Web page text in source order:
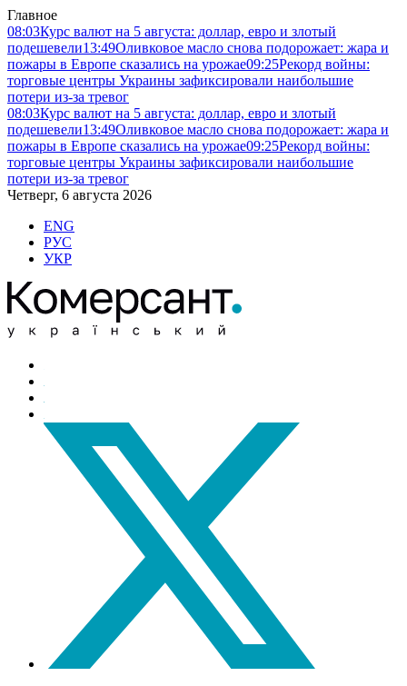
Главное
08:03Курс валют на 5 августа: доллар, евро и злотый
подешевели13:49Оливковое масло снова подорожает: жара и
пожары в Европе сказались на урожае09:25Рекорд войны:
торговые центры Украины зафиксировали наибольшие
потери из-за тревог
08:03Курс валют на 5 августа: доллар, евро и злотый
подешевели13:49Оливковое масло снова подорожает: жара и
пожары в Европе сказались на урожае09:25Рекорд войны:
торговые центры Украины зафиксировали наибольшие
потери из-за тревог
Четверг, 6 августа 2026
ENG
РУС
УКР